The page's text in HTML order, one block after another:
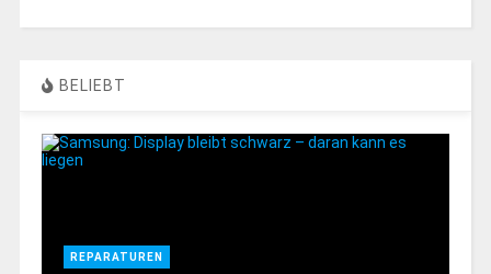
BELIEBT
REPARATUREN